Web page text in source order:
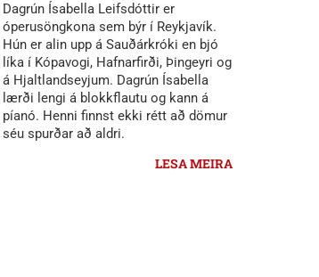
Dagrún Ísabella Leifsdóttir er
óperusöngkona sem býr í Reykjavík.
Hún er alin upp á Sauðárkróki en bjó
líka í Kópavogi, Hafnarfirði, Þingeyri og
á Hjaltlandseyjum. Dagrún Ísabella
lærði lengi á blokkflautu og kann á
píanó. Henni finnst ekki rétt að dömur
séu spurðar að aldri.
LESA MEIRA